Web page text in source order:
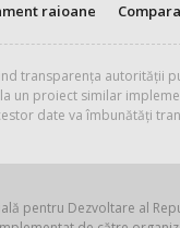
raioane
transparența
proiect similar
date va îmbunătăți
pentru Dezvoltare al